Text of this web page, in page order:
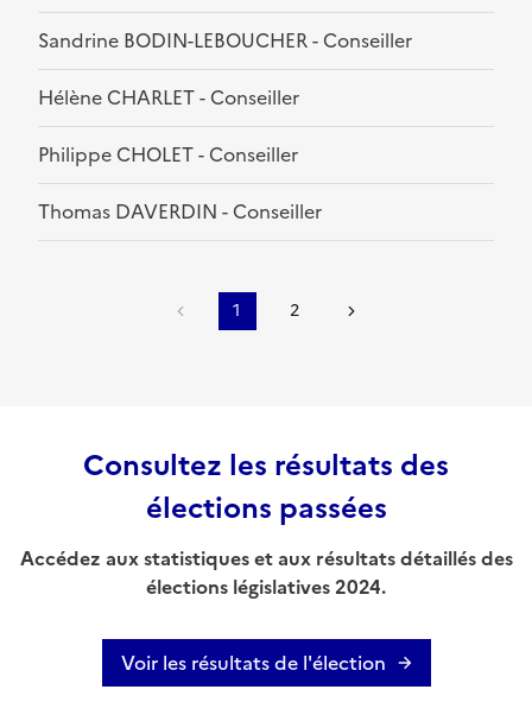
Sandrine BODIN-LEBOUCHER - Conseiller
Hélène CHARLET - Conseiller
Philippe CHOLET - Conseiller
Thomas DAVERDIN - Conseiller
1 2
Consultez les résultats des
élections passées
Accédez aux statistiques et aux résultats détaillés des
élections législatives 2024.
Voir les résultats de l'élection